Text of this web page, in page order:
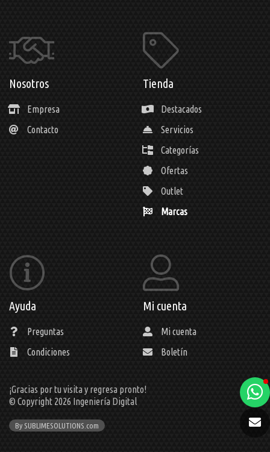
Nosotros
Empresa
Contacto
Tienda
Destacados
Servicios
Categorías
Ofertas
Outlet
Marcas
Ayuda
Preguntas
Condiciones
Mi cuenta
Mi cuenta
Boletín
¡Gracias por tu visita y regresa pronto!
© Copyright 2026 Ingeniería Digital
By SUBLIMESOLUTIONS.com